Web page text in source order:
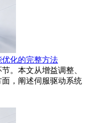
化的完整方法
。本文从增益调整、
，阐述伺服驱动系统